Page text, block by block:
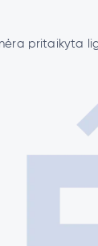
pritaikyta